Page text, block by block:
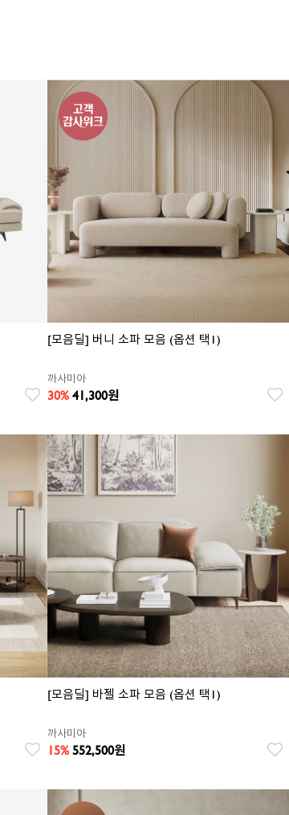
[모음딜] 버니 소파 모음 (옵션 택1)
까사미아
30% 41,300원
[모음딜] 바젤 소파 모음 (옵션 택1)
까사미아
15% 552,500원